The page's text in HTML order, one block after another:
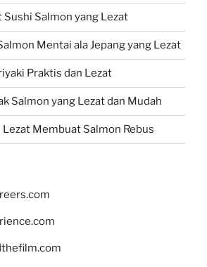
Sushi Salmon yang Lezat
Mentai ala Jepang yang Lezat
Praktis dan Lezat
Salmon yang Lezat dan Mudah
Lezat Membuat Salmon Rebus